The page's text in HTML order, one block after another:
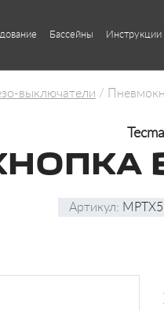
Бассейны Инструкции
выключатели
Артикул: